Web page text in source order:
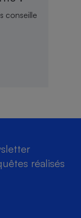
conseille
réalisés